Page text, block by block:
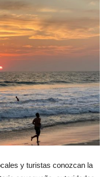
y turistas conozcan la